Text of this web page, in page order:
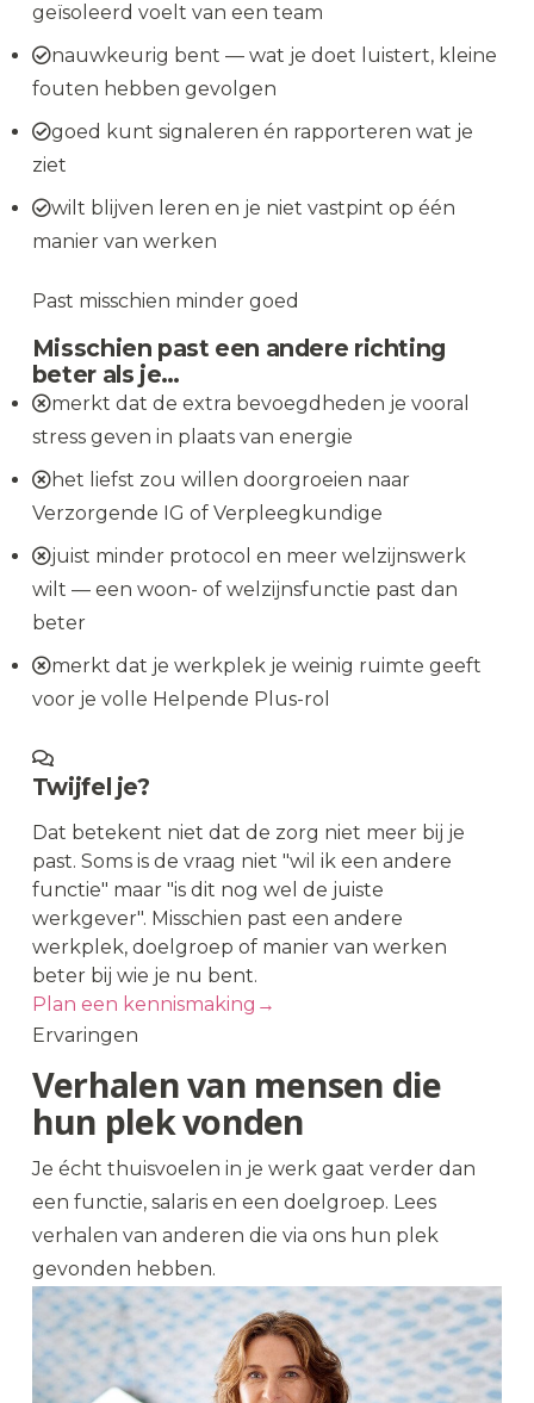
geïsoleerd voelt van een team
nauwkeurig bent — wat je doet luistert, kleine
fouten hebben gevolgen
goed kunt signaleren én rapporteren wat je
ziet
wilt blijven leren en je niet vastpint op één
manier van werken
Past misschien minder goed
Misschien past een andere richting
beter als je…
merkt dat de extra bevoegdheden je vooral
stress geven in plaats van energie
het liefst zou willen doorgroeien naar
Verzorgende IG of Verpleegkundige
juist minder protocol en meer welzijnswerk
wilt — een woon- of welzijnsfunctie past dan
beter
merkt dat je werkplek je weinig ruimte geeft
voor je volle Helpende Plus-rol
Twijfel je?
Dat betekent niet dat de zorg niet meer bij je
past. Soms is de vraag niet "wil ik een andere
functie" maar "is dit nog wel de juiste
werkgever". Misschien past een andere
werkplek, doelgroep of manier van werken
beter bij wie je nu bent.
Plan een kennismaking →
Ervaringen
Verhalen van mensen die
hun plek vonden
Je écht thuisvoelen in je werk gaat verder dan
een functie, salaris en een doelgroep. Lees
verhalen van anderen die via ons hun plek
gevonden hebben.